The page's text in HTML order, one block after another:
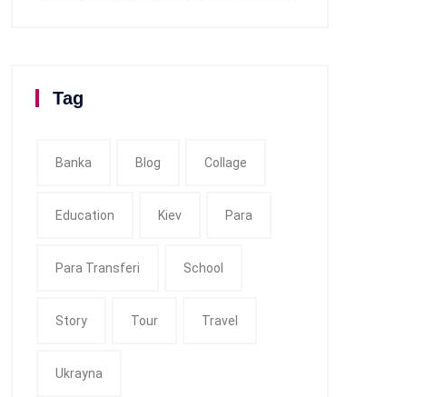
Tag
Banka Blog Collage
Education Kiev Para
Para Transferi School
Story Tour Travel
Ukrayna